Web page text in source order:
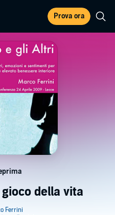
Prova ora
della vita